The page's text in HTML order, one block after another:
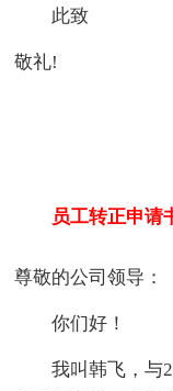
此致
敬礼!
员工转正申请
尊敬的公司领导：
你们好！
我叫韩飞，与